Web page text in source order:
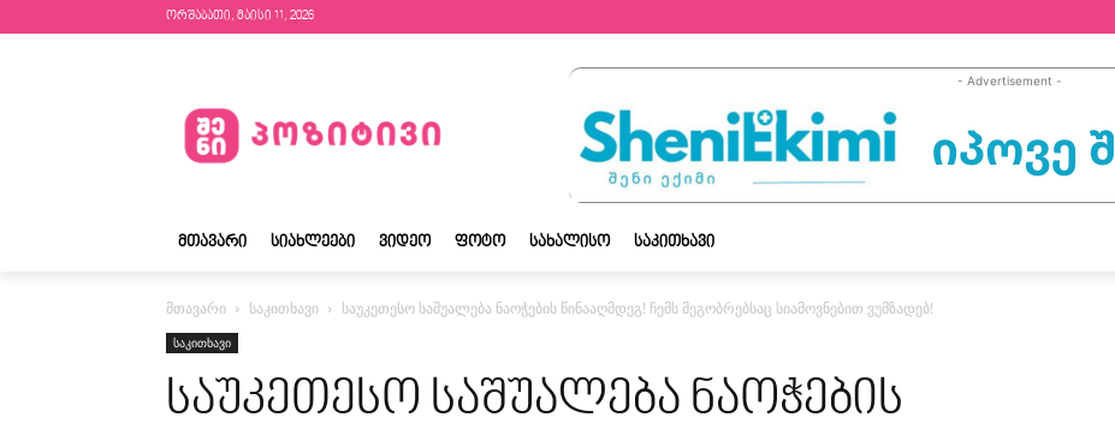
ორშაბათი, მაისი 11, 2026
- Advertisement -
ᲛᲗᲐᲕᲐᲠᲘ ᲡᲘᲐᲮᲚᲔᲔᲑᲘ ᲕᲘᲓᲔᲝ ᲤᲝᲢᲝ ᲡᲐᲮᲐᲚᲘᲡᲝ ᲡᲐᲙᲘᲗᲮᲐᲕᲘ
მთავარი საკითხავი საუკეთესო საშუალება ნაოჭების წინააღმდეგ! ჩემს მეგობრებსაც სიამოვნებით ვუმზადებ!
საკითხავი
საუკეთესო საშუალება ნაოჭების